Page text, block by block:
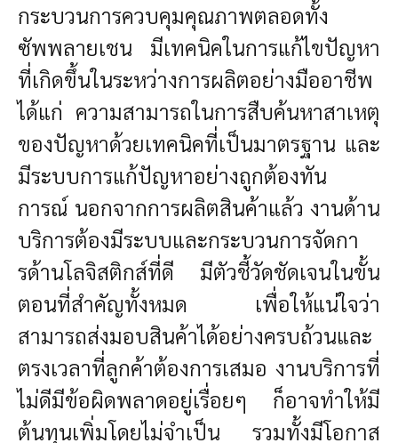
กระบวนการควบคุมคุณภาพตลอดทั้ง
ซัพพลายเชน มีเทคนิคในการแก้ไขปัญหา
ที่เกิดขึ้นในระหว่างการผลิตอย่างมืออาชีพ
ได้แก่ ความสามารถในการสืบค้นหาสาเหตุ
ของปัญหาด้วยเทคนิคที่เป็นมาตรฐาน และ
มีระบบการแก้ปัญหาอย่างถูกต้องทัน
การณ์ นอกจากการผลิตสินค้าแล้ว งานด้าน
บริการต้องมีระบบและกระบวนการจัดกา
รด้านโลจิสติกส์ที่ดี มีตัวชี้วัดชัดเจนในขั้น
ตอนที่สำคัญทั้งหมด เพื่อให้แน่ใจว่า
สามารถส่งมอบสินค้าได้อย่างครบถ้วนและ
ตรงเวลาที่ลูกค้าต้องการเสมอ งานบริการที่
ไม่ดีมีข้อผิดพลาดอยู่เรื่อยๆ ก็อาจทำให้มี
ต้นทุนเพิ่มโดยไม่จำเป็น รวมทั้งมีโอกาส